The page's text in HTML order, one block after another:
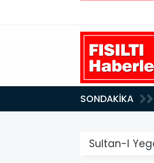
SONDAKİKA
Sultan-I